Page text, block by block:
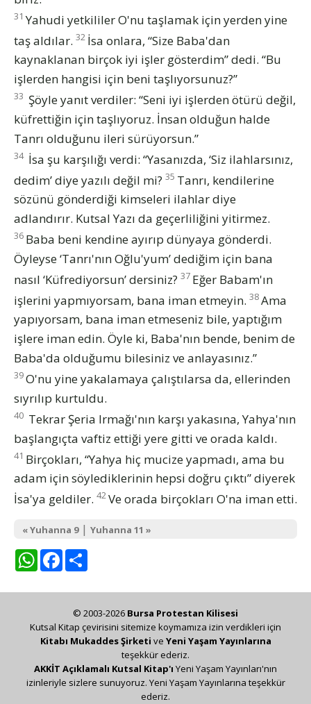
31 Yahudi yetkililer O'nu taşlamak için yerden yine
taş aldılar. 32 İsa onlara, “Size Baba'dan
kaynaklanan birçok iyi işler gösterdim” dedi. “Bu
işlerden hangisi için beni taşlıyorsunuz?”
33 Şöyle yanıt verdiler: “Seni iyi işlerden ötürü değil,
küfrettiğin için taşlıyoruz. İnsan olduğun halde
Tanrı olduğunu ileri sürüyorsun.”
34 İsa şu karşılığı verdi: “Yasanızda, ‘Siz ilahlarsınız,
dedim’ diye yazılı değil mi? 35 Tanrı, kendilerine
sözünü gönderdiği kimseleri ilahlar diye
adlandırır. Kutsal Yazı da geçerliliğini yitirmez.
36 Baba beni kendine ayırıp dünyaya gönderdi.
Öyleyse ‘Tanrı'nın Oğlu'yum’ dediğim için bana
nasıl ‘Küfrediyorsun’ dersiniz? 37 Eğer Babam'ın
işlerini yapmıyorsam, bana iman etmeyin. 38Ama
yapıyorsam, bana iman etmeseniz bile, yaptığım
işlere iman edin. Öyle ki, Baba'nın bende, benim de
Baba'da olduğumu bilesiniz ve anlayasınız.”
39O'nu yine yakalamaya çalıştılarsa da, ellerinden
sıyrılıp kurtuldu.
40 Tekrar Şeria Irmağı'nın karşı yakasına, Yahya'nın
başlangıçta vaftiz ettiği yere gitti ve orada kaldı.
41 Birçokları, “Yahya hiç mucize yapmadı, ama bu
adam için söylediklerinin hepsi doğru çıktı” diyerek
İsa'ya geldiler. 42Ve orada birçokları O'na iman etti.
« Yuhanna 9| Yuhanna 11 »
WhatsAppFacebook
© 2003-2026 Bursa Protestan Kilisesi
Kutsal Kitap çevirisini sitemize koymamıza izin verdikleri için
Kitabı Mukaddes Şirketi ve Yeni Yaşam Yayınlarına
teşekkür ederiz.
AKKİT Açıklamalı Kutsal Kitap'ı Yeni Yaşam Yayınları'nın
izinleriyle sizlere sunuyoruz. Yeni Yaşam Yayınlarına teşekkür
ederiz.